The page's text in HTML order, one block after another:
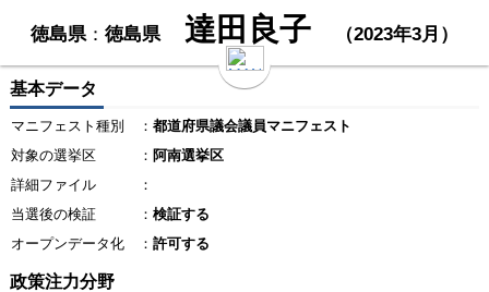
徳島県：徳島県 達田良子 （2023年3月）
基本データ
マニフェスト種別 ： 都道府県議会議員マニフェスト
対象の選挙区
： 阿南選挙区
詳細ファイル
：
当選後の検証
： 検証する
オープンデータ化
： 許可する
政策注力分野